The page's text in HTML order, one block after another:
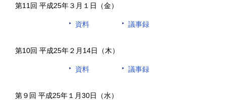
第11回 平成25年３月１日（金）
資料 議事録
第10回 平成25年２月14日（木）
資料 議事録
第９回 平成25年１月30日（水）